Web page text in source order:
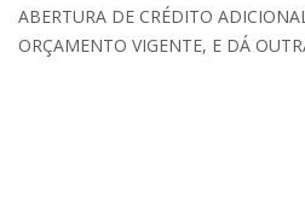
ABERTURA DE CRÉDITO
ORÇAMENTO VIGENTE, E DÁ